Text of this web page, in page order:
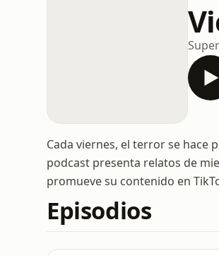
Cada viernes, el terror se hace
podcast presenta relatos de
promueve su contenido en
Episodios